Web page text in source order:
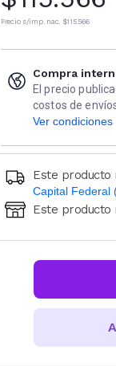
Precio s/imp. nac. $115.566
Compra
El precio
costos de
Ver condiciones
Este producto
Capital Federal
Ingresá código
Este producto